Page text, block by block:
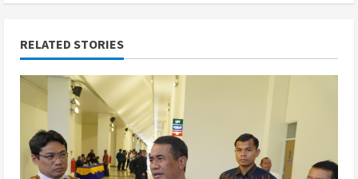
RELATED STORIES